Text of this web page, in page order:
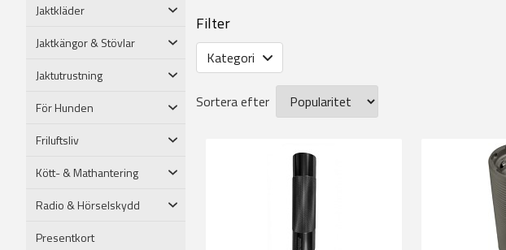
Jaktkläder
Jaktkängor & Stövlar
Jaktutrustning
För Hunden
Friluftsliv
Kött- & Mathantering
Radio & Hörselskydd
Presentkort
Filter
Kategori
Sortera efter